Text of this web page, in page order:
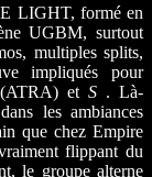
LIGHT, formé en
UGBM, surtout
multiples splits,
impliqués pour
et S . Là-
les ambiances
que chez Empire
flippant du
le groupe alterne